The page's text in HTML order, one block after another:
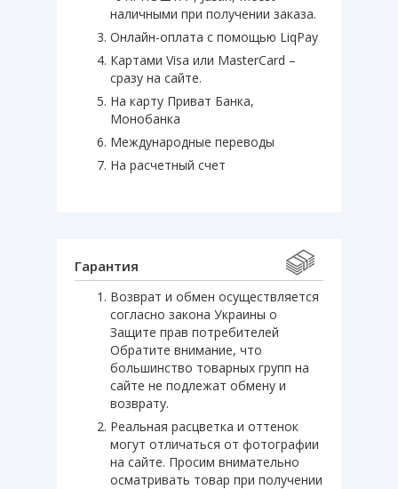
наличными при получении заказа.
Онлайн-оплата с помощью LiqPay
Картами Visa или MasterCard –
сразу на сайте.
На карту Приват Банка,
Монобанка
Международные переводы
На расчетный счет
Гарантия
Возврат и обмен осуществляется
согласно закона Украины о
Защите прав потребителей
Обратите внимание, что
большинство товарных групп на
сайте не подлежат обмену и
возврату.
Реальная расцветка и оттенок
могут отличаться от фотографии
на сайте. Просим внимательно
осматривать товар при получении